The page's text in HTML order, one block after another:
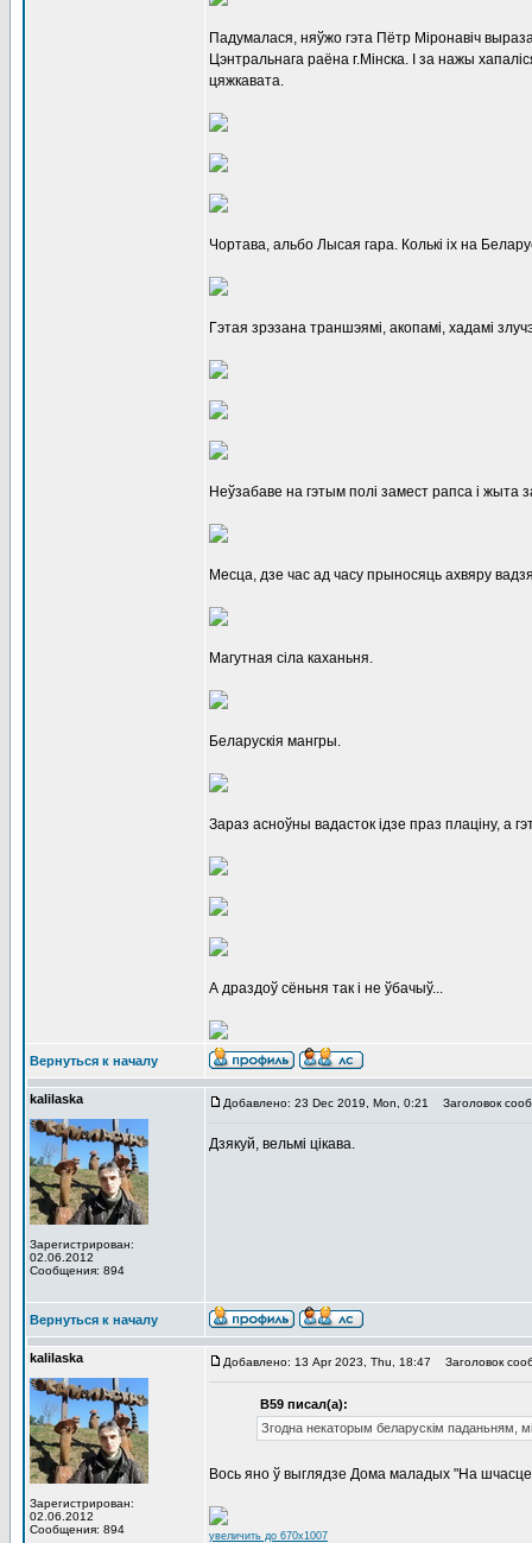
Падумалася, няўжо гэта Пётр Міронавіч
Цэнтральнага раёна г.Мінска. І за нажы
цяжкавата.
Чортава, альбо Лысая гара. Колькі іх на
Гэтая зрэзана траншэямі, акопамі, хадамі
Неўзабаве на гэтым полі замест рапса і жыта
Месца, дзе час ад часу прыносяць ахвяру
Магутная сіла каханьня.
Беларускія мангры.
Зараз асноўны вадасток ідзе праз плаціну, а
А драздоў сёньня так і не ўбачыў...
Вернуться к началу
kalilaska
Зарегистрирован:
02.06.2012
Сообщения: 894
Добавлено: 23 Dec 2019, Mon, 0:21 Заголовок
Дзякуй, вельмi цiкава.
Вернуться к началу
kalilaska
Зарегистрирован:
02.06.2012
Сообщения: 894
Добавлено: 13 Apr 2023, Thu, 18:47 Заголовок
В59 писал(а):
Згодна некаторым беларускім паданьням,
Вось яно ў выглядзе Дома маладых "На
увеличить до 670x1007